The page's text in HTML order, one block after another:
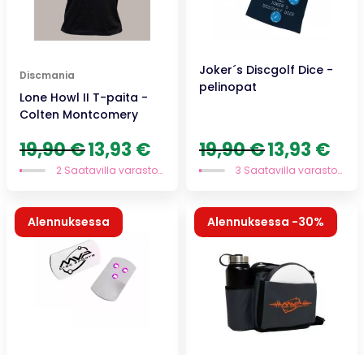
Discmania
Lone Howl II T-paita -
Colten Montcomery
19,90€ Alkuperäinen
hinta
oli:
13,93 € Nykyinen
on:
2 Saatavilla varastossa
Joker´s Discgolf Dice -
pelinopat
19,90€ Alkuperäinen
hinta
oli:
13,93 €
on:
3 Saatavilla varastossa
Alennuksessa Uutuus
Alennuksessa -30%